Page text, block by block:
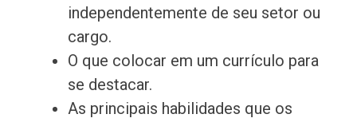
independentemente de seu setor ou
cargo.
O que colocar em um currículo para
se destacar.
As principais habilidades que os